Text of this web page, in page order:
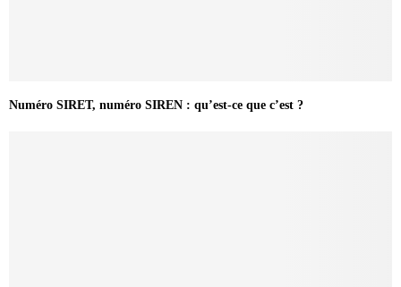
Numéro SIRET, numéro SIREN : qu’est-ce que c’est ?